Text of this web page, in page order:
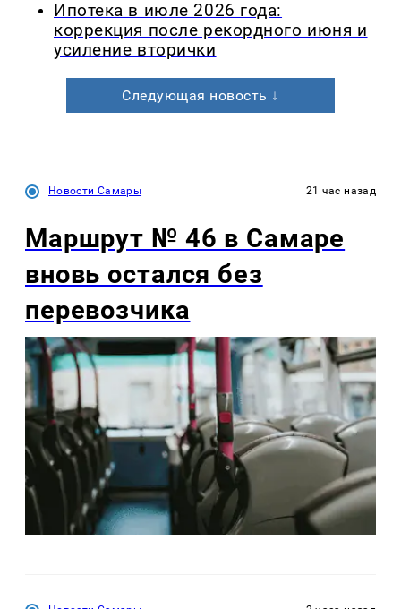
Ипотека в июле 2026 года:
коррекция после рекордного июня и
усиление вторички
Следующая новость ↓
Новости Самары 21 час назад
Маршрут № 46 в Самаре
вновь остался без
перевозчика